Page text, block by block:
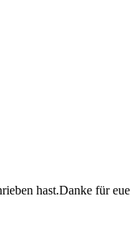
hast.Danke für